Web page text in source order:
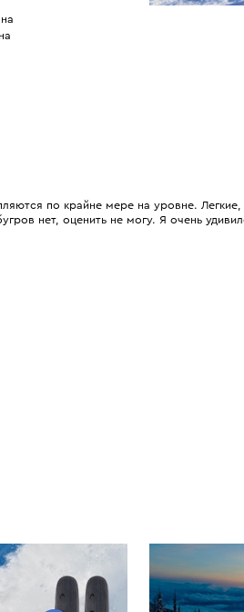
по крайне мере на уровне.
нет, оценить не могу. Я очень